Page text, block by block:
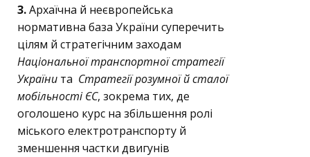
3.Архаїчна й неєвропейська
нормативна база України суперечить
цілям й стратегічним заходам
Національної транспортної стратегії
України та Стратегії розумної й сталої
мобільності ЄС, зокрема тих, де
оголошено курс на збільшення ролі
міського електротранспорту й
зменшення частки двигунів